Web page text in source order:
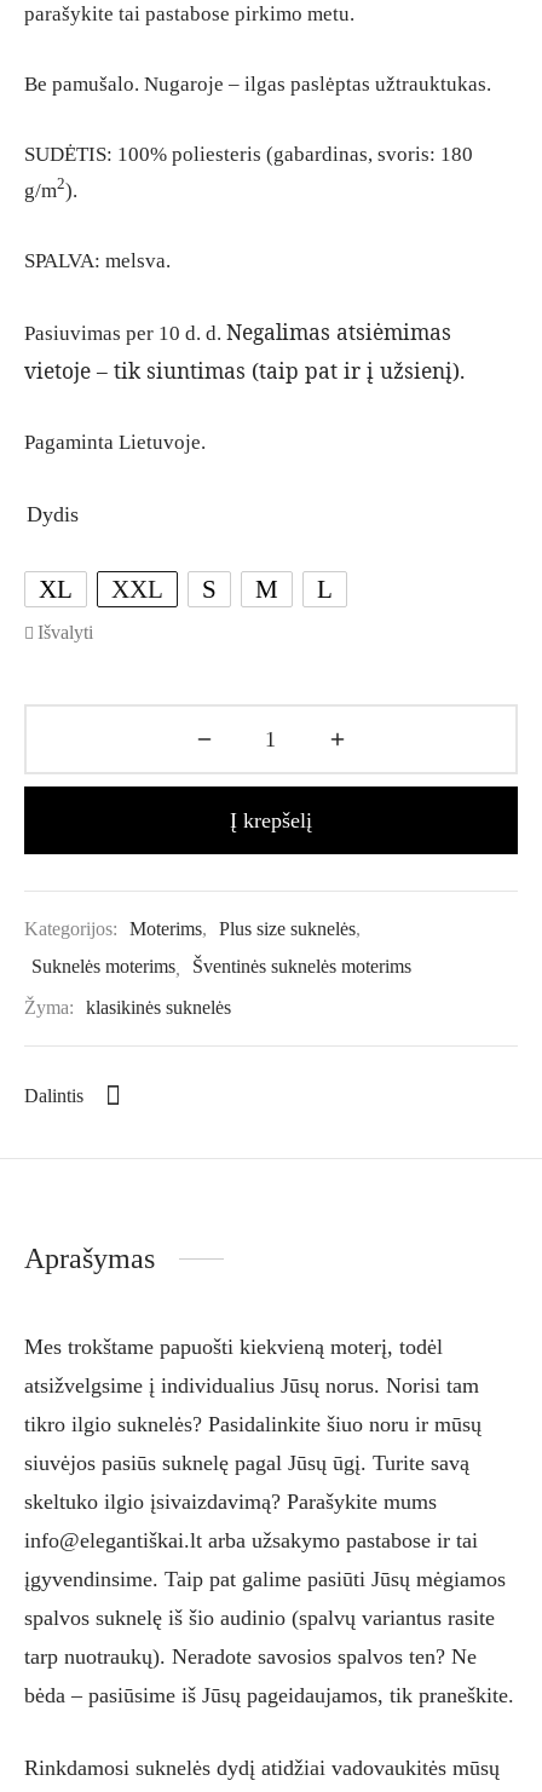
parašykite tai pastabose pirkimo metu.
Be pamušalo. Nugaroje – ilgas paslėptas užtrauktukas.
SUDĖTIS: 100% poliesteris (gabardinas, svoris: 180
g/m2).
SPALVA: melsva.
Pasiuvimas per 10 d. d. Negalimas atsiėmimas
vietoje – tik siuntimas (taip pat ir į užsienį).
Pagaminta Lietuvoje.
Dydis
XL XXL S M L
Išvalyti
Į krepšelį
Kategorijos: Moterims, Plus size suknelės,
Suknelės moterims,
Šventinės suknelės moterims
Žyma:
klasikinės suknelės
Dalintis
Aprašymas
Mes trokštame papuošti kiekvieną moterį, todėl
atsižvelgsime į individualius Jūsų norus. Norisi tam
tikro ilgio suknelės? Pasidalinkite šiuo noru ir mūsų
siuvėjos pasiūs suknelę pagal Jūsų ūgį. Turite savą
skeltuko ilgio įsivaizdavimą? Parašykite mums
info@elegantiškai.lt arba užsakymo pastabose ir tai
įgyvendinsime. Taip pat galime pasiūti Jūsų mėgiamos
spalvos suknelę iš šio audinio (spalvų variantus rasite
tarp nuotraukų). Neradote savosios spalvos ten? Ne
bėda – pasiūsime iš Jūsų pageidaujamos, tik praneškite.
Rinkdamosi suknelės dydį atidžiai vadovaukitės mūsų